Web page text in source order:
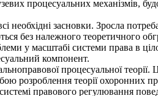
процесуальних механізмів,
необхідні засновки. Зросла
без належного теоретичного
у масштабі системи права в
компонент.
процесуальної
розроблення теорії
правового регулювання